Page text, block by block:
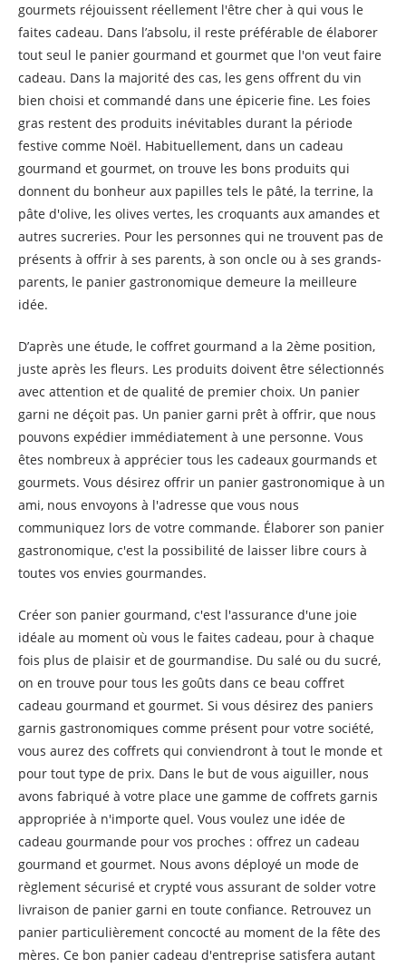
gourmets réjouissent réellement l'être cher à qui vous le
faites cadeau. Dans l’absolu, il reste préférable de élaborer
tout seul le panier gourmand et gourmet que l'on veut faire
cadeau. Dans la majorité des cas, les gens offrent du vin
bien choisi et commandé dans une épicerie fine. Les foies
gras restent des produits inévitables durant la période
festive comme Noël. Habituellement, dans un cadeau
gourmand et gourmet, on trouve les bons produits qui
donnent du bonheur aux papilles tels le pâté, la terrine, la
pâte d'olive, les olives vertes, les croquants aux amandes et
autres sucreries. Pour les personnes qui ne trouvent pas de
présents à offrir à ses parents, à son oncle ou à ses grands-
parents, le panier gastronomique demeure la meilleure
idée.
D’après une étude, le coffret gourmand a la 2ème position,
juste après les fleurs. Les produits doivent être sélectionnés
avec attention et de qualité de premier choix. Un panier
garni ne déçoit pas. Un panier garni prêt à offrir, que nous
pouvons expédier immédiatement à une personne. Vous
êtes nombreux à apprécier tous les cadeaux gourmands et
gourmets. Vous désirez offrir un panier gastronomique à un
ami, nous envoyons à l'adresse que vous nous
communiquez lors de votre commande. Élaborer son panier
gastronomique, c'est la possibilité de laisser libre cours à
toutes vos envies gourmandes.
Créer son panier gourmand, c'est l'assurance d'une joie
idéale au moment où vous le faites cadeau, pour à chaque
fois plus de plaisir et de gourmandise. Du salé ou du sucré,
on en trouve pour tous les goûts dans ce beau coffret
cadeau gourmand et gourmet. Si vous désirez des paniers
garnis gastronomiques comme présent pour votre société,
vous aurez des coffrets qui conviendront à tout le monde et
pour tout type de prix. Dans le but de vous aiguiller, nous
avons fabriqué à votre place une gamme de coffrets garnis
appropriée à n'importe quel. Vous voulez une idée de
cadeau gourmande pour vos proches : offrez un cadeau
gourmand et gourmet. Nous avons déployé un mode de
règlement sécurisé et crypté vous assurant de solder votre
livraison de panier garni en toute confiance. Retrouvez un
panier particulièrement concocté au moment de la fête des
mères. Ce bon panier cadeau d'entreprise satisfera autant